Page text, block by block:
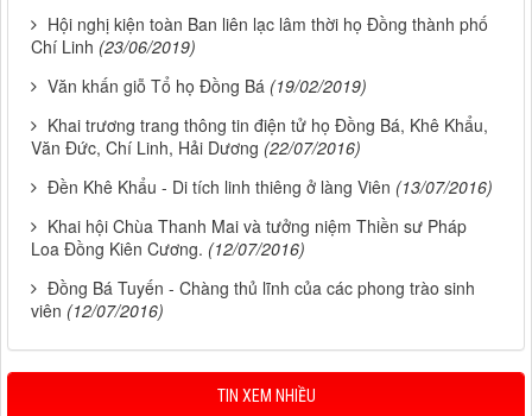
Hội nghị kiện toàn Ban liên lạc lâm thời họ Đồng thành phố
Chí Linh (23/06/2019)
Văn khấn giỗ Tổ họ Đồng Bá (19/02/2019)
Khai trương trang thông tin điện tử họ Đồng Bá, Khê Khẩu,
Văn Đức, Chí Linh, Hải Dương (22/07/2016)
Đền Khê Khẩu - Di tích linh thiêng ở làng Viên (13/07/2016)
Khai hội Chùa Thanh Mai và tưởng niệm Thiền sư Pháp
Loa Đồng Kiên Cương. (12/07/2016)
Đồng Bá Tuyến - Chàng thủ lĩnh của các phong trào sinh
viên (12/07/2016)
TIN XEM NHIỀU